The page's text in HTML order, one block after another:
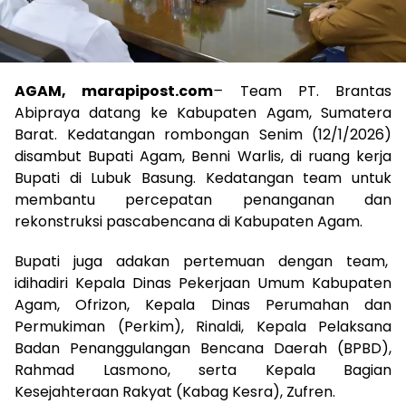
AGAM, marapipost.com– Team PT. Brantas
Abipraya datang ke Kabupaten Agam, Sumatera
Barat. Kedatangan rombongan Senim (12/1/2026)
disambut Bupati Agam, Benni Warlis, di ruang kerja
Bupati di Lubuk Basung. Kedatangan team untuk
membantu percepatan penanganan dan
rekonstruksi pascabencana di Kabupaten Agam.
Bupati juga adakan pertemuan dengan team,
idihadiri Kepala Dinas Pekerjaan Umum Kabupaten
Agam, Ofrizon, Kepala Dinas Perumahan dan
Permukiman (Perkim), Rinaldi, Kepala Pelaksana
Badan Penanggulangan Bencana Daerah (BPBD),
Rahmad Lasmono, serta Kepala Bagian
Kesejahteraan Rakyat (Kabag Kesra), Zufren.